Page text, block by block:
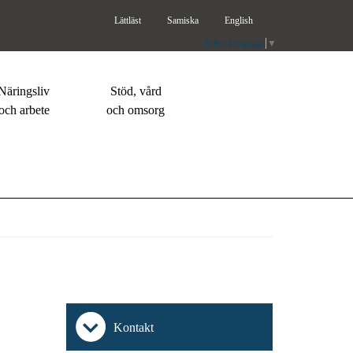
Lättläst Samiska English
Select Language ▼
arbete
Stöd, vård
och omsorg
Kontakt